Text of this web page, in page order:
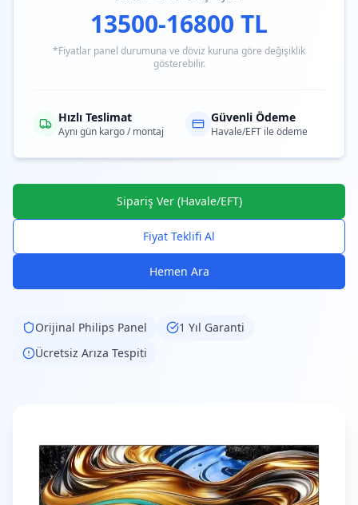
13500-16800 TL
*Fiyatlar panel durumuna ve döviz kuruna göre değişiklik
gösterebilir.
Hızlı Teslimat
Aynı gün kargo / montaj
Güvenli Ödeme
Havale/EFT ile ödeme
Sipariş Ver (Havale/EFT)
Fiyat Teklifi Al
Hemen Ara
Orijinal Philips Panel
1 Yıl Garanti
Ücretsiz Arıza Tespiti